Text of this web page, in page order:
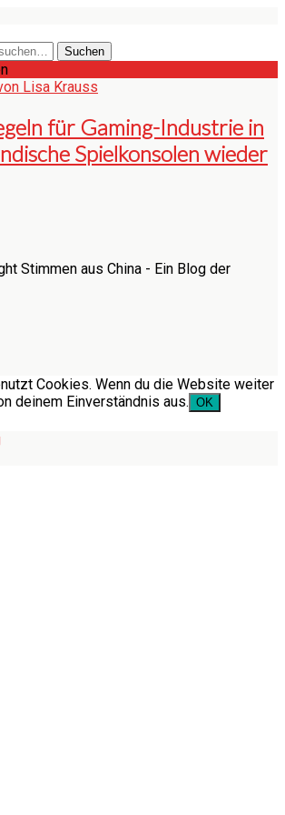
Lisa Krauss
für Gaming-Industrie in
Spielkonsolen wieder
Stimmen aus China - Ein Blog der
Cookies. Wenn du die Website weiter
deinem Einverständnis aus. OK